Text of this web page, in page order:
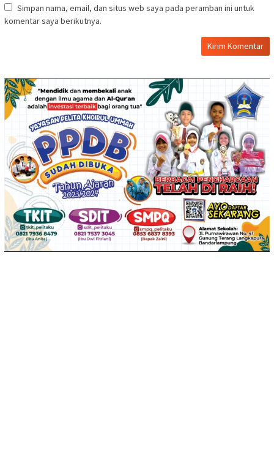
Simpan nama, email, dan situs web saya pada peramban ini untuk
komentar saya berikutnya.